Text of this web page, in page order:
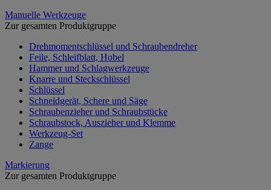
Manuelle Werkzeuge
Zur gesamten Produktgruppe
Drehmomentschlüssel und Schraubendreher
Feile, Schleifblatt, Hobel
Hammer und Schlagwerkzeuge
Knarre und Steckschlüssel
Schlüssel
Schneidgerät, Schere und Säge
Schraubenzieher und Schraubstücke
Schraubstock, Auszieher und Klemme
Werkzeug-Set
Zange
Markierung
Zur gesamten Produktgruppe